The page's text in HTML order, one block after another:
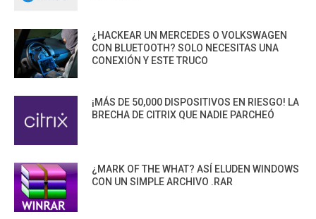
¿HACKEAR UN MERCEDES O VOLKSWAGEN
CON BLUETOOTH? SOLO NECESITAS UNA
CONEXIÓN Y ESTE TRUCO
¡MÁS DE 50,000 DISPOSITIVOS EN RIESGO! LA
BRECHA DE CITRIX QUE NADIE PARCHEÓ
¿MARK OF THE WHAT? ASÍ ELUDEN WINDOWS
CON UN SIMPLE ARCHIVO .RAR